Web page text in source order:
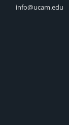
info@ucam.edu